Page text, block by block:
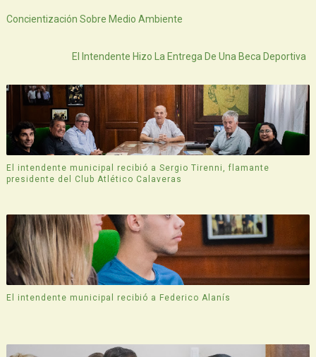
Concientización Sobre Medio Ambiente
El Intendente Hizo La Entrega De Una Beca Deportiva
El intendente municipal recibió a Sergio Tirenni, flamante
presidente del Club Atlético Calaveras
El intendente municipal recibió a Federico Alanís